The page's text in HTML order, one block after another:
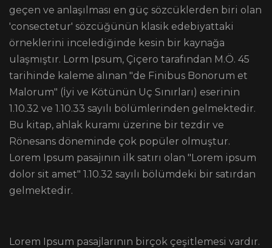
geçen ve anlaşılması en güç sözcüklerden biri olan
'consectetur' sözcüğünün klasik edebiyattaki
örneklerini incelediğinde kesin bir kaynağa
ulaşmıştır. Lorm Ipsum, Çiçero tarafından M.Ö. 45
tarihinde kaleme alınan "de Finibus Bonorum et
Malorum" (İyi ve Kötünün Uç Sınırları) eserinin
1.10.32 ve 1.10.33 sayılı bölümlerinden gelmektedir.
Bu kitap, ahlak kuramı üzerine bir tezdir ve
Rönesans döneminde çok popüler olmuştur.
Lorem Ipsum pasajının ilk satırı olan "Lorem ipsum
dolor sit amet" 1.10.32 sayılı bölümdeki bir satırdan
gelmektedir.
Lorem Ipsum pasajlarının birçok çeşitlemesi vardır.